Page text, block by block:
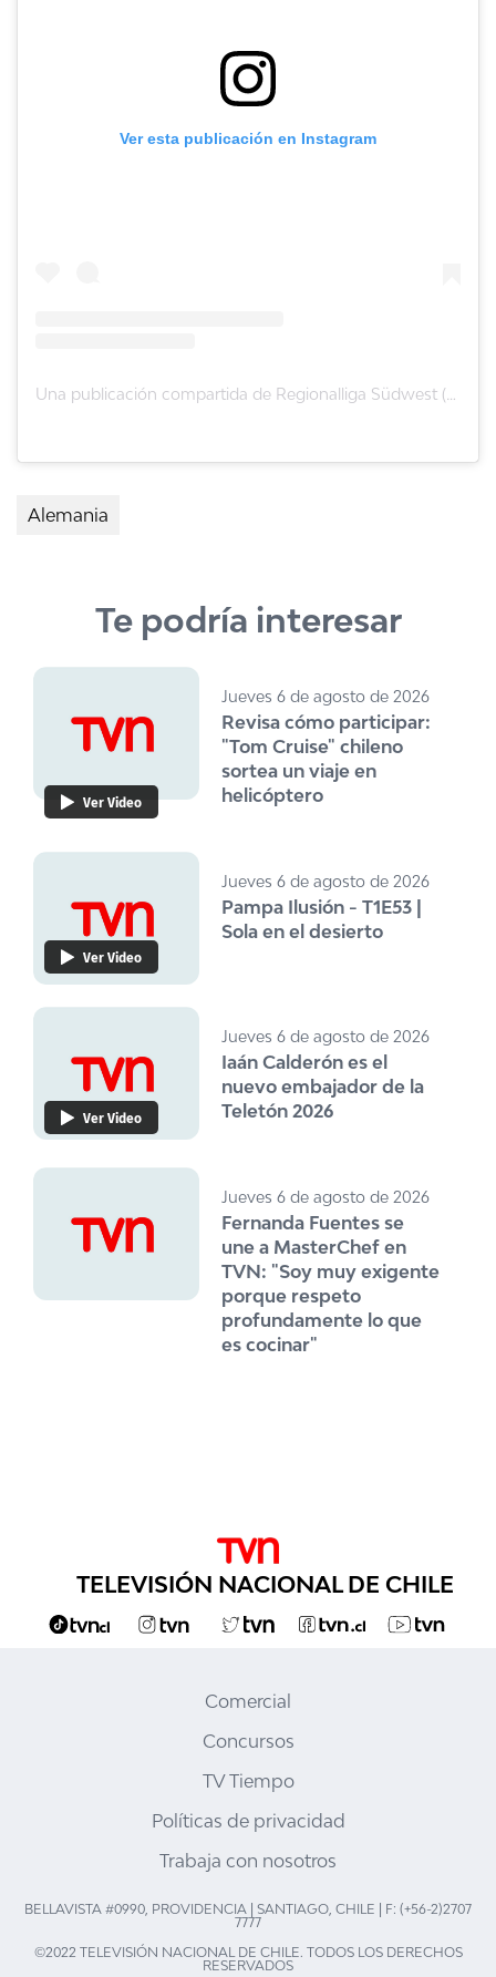
Ver esta publicación en Instagram
Alemania
Te podría interesar
Ver Video
Jueves 6 de agosto de 2026
Revisa cómo participar:
"Tom Cruise" chileno
sortea un viaje en
helicóptero
Ver Video
Jueves 6 de agosto de 2026
Pampa Ilusión - T1E53 |
Sola en el desierto
Ver Video
Jueves 6 de agosto de 2026
Iaán Calderón es el
nuevo embajador de la
Teletón 2026
Jueves 6 de agosto de 2026
Fernanda Fuentes se
une a MasterChef en
TVN: "Soy muy exigente
porque respeto
profundamente lo que
es cocinar"
TELEVISIÓN NACIONAL DE CHILE
Comercial
Concursos
TV Tiempo
Políticas de privacidad
Trabaja con nosotros
BELLAVISTA #0990, PROVIDENCIA | SANTIAGO, CHILE | F: (+56-2)2707
7777
©2022 TELEVISIÓN NACIONAL DE CHILE. TODOS LOS DERECHOS
RESERVADOS